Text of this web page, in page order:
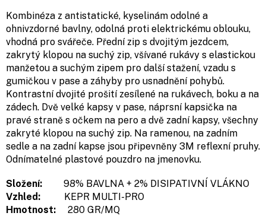
Kombinéza z antistatické, kyselinám odolné a
ohnivzdorné bavlny, odolná proti elektrickému oblouku,
vhodná pro svářeče. Přední zip s dvojitým jezdcem,
zakrytý klopou na suchý zip, všívané rukávy s elastickou
manžetou a suchým zipem pro další stažení, vzadu s
gumičkou v pase a záhyby pro usnadnění pohybů.
Kontrastní dvojité prošití zesílené na rukávech, boku a na
zádech. Dvě velké kapsy v pase, náprsní kapsička na
pravé straně s očkem na pero a dvě zadní kapsy, všechny
zakryté klopou na suchý zip. Na ramenou, na zadním
sedle a na zadní kapse jsou připevněny 3M reflexní pruhy.
Odnímatelné plastové pouzdro na jmenovku.
Složení:
98% BAVLNA + 2% DISIPATIVNÍ VLÁKNO
Vzhled:
KEPR MULTI-PRO
Hmotnost:
280 GR/MQ